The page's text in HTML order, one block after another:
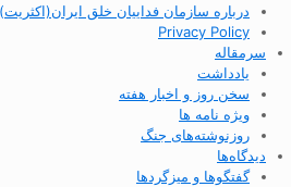
درباره سازمان فداییان خلق ایران(اکثریت)
Privacy Policy
سرمقاله
یادداشت
سخن روز و اخبار هفته
ویژه نامه ها
روزنوشته‌های جنگ
دیدگاه‌ها
گفتگوها و میزگردها